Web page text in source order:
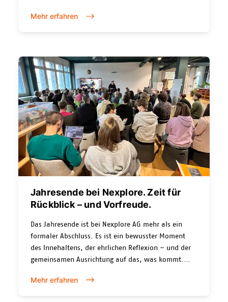
Software wird ausgerollt, Schulungen durchgeführt,
Mehr erfahren
Jahresende bei Nexplore. Zeit für
Rückblick – und Vorfreude.
Das Jahresende ist bei Nexplore AG mehr als ein
formaler Abschluss. Es ist ein bewusster Moment
des Innehaltens, der ehrlichen Reflexion – und der
gemeinsamen Ausrichtung auf das, was kommt.
über 100 Teilnehmenden, davon mehr als 70 vor
Mehr erfahren